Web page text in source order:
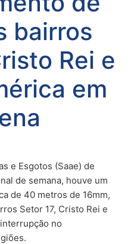
bairros
Rei e
em
e Esgotos (Saae) de
de semana, houve um
de 40 metros de 16mm,
Setor 17, Cristo Rei e
no